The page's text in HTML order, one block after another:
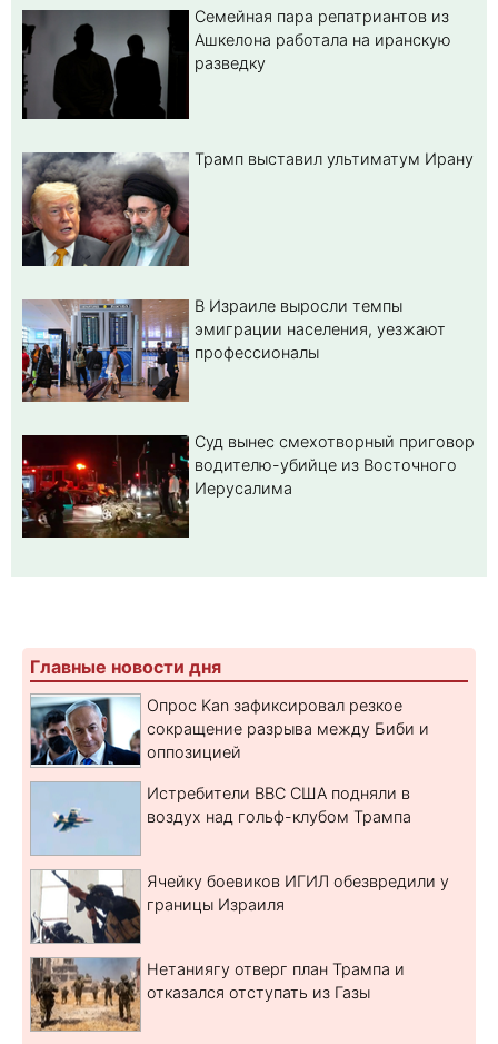
Семейная пара репатриантов из
Ашкелона работала на иранскую
разведку
Трамп выставил ультиматум Ирану
В Израиле выросли темпы
эмиграции населения, уезжают
профессионалы
Суд вынес смехотворный приговор
водителю-убийце из Восточного
Иерусалима
Главные новости дня
Опрос Kan зафиксировал резкое
сокращение разрыва между Биби и
оппозицией
Истребители ВВС США подняли в
воздух над гольф-клубом Трампа
Ячейку боевиков ИГИЛ обезвредили у
границы Израиля
Нетаниягу отверг план Трампа и
отказался отступать из Газы